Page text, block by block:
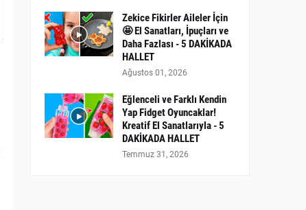
Zekice Fikirler Aileler İçin
🤩 El Sanatları, İpuçları ve
Daha Fazlası - 5 DAKİKADA
HALLET
Ağustos 01, 2026
Eğlenceli ve Farklı Kendin
Yap Fidget Oyuncaklar!
Kreatif El Sanatlarıyla - 5
DAKİKADA HALLET
Temmuz 31, 2026